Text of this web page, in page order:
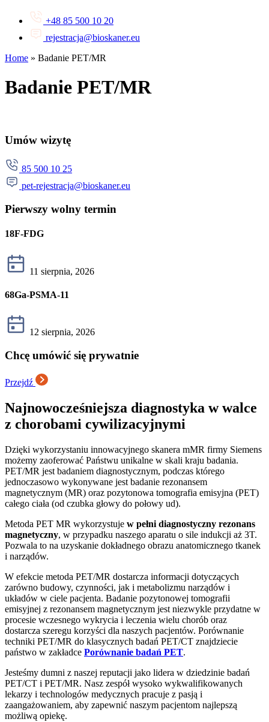
+48 85 500 10 20
rejestracja@bioskaner.eu
Home » Badanie PET/MR
Badanie PET/MR
Umów wizytę
85 500 10 25
pet-rejestracja@bioskaner.eu
Pierwszy wolny termin
18F-FDG
11 sierpnia, 2026
68Ga-PSMA-11
12 sierpnia, 2026
Chcę umówić się prywatnie
Przejdź
Najnowocześniejsza diagnostyka w walce
z chorobami cywilizacyjnymi
Dzięki wykorzystaniu innowacyjnego skanera mMR firmy Siemens
możemy zaoferować Państwu unikalne w skali kraju badania.
PET/MR jest badaniem diagnostycznym, podczas którego
jednoczasowo wykonywane jest badanie rezonansem
magnetycznym (MR) oraz pozytonowa tomografia emisyjna (PET)
całego ciała (od czubka głowy do połowy ud).
Metoda PET MR wykorzystuje w pełni diagnostyczny rezonans
magnetyczny, w przypadku naszego aparatu o sile indukcji aż 3T.
Pozwala to na uzyskanie dokładnego obrazu anatomicznego tkanek
i narządów.
W efekcie metoda PET/MR dostarcza informacji dotyczących
zarówno budowy, czynności, jak i metabolizmu narządów i
układów w ciele pacjenta. Badanie pozytonowej tomografii
emisyjnej z rezonansem magnetycznym jest niezwykle przydatne w
procesie wczesnego wykrycia i leczenia wielu chorób oraz
dostarcza szeregu korzyści dla naszych pacjentów. Porównanie
techniki PET/MR do klasycznych badań PET/CT znajdziecie
państwo w zakładce Porównanie badań PET.
Jesteśmy dumni z naszej reputacji jako lidera w dziedzinie badań
PET/CT i PET/MR. Nasz zespół wysoko wykwalifikowanych
lekarzy i technologów medycznych pracuje z pasją i
zaangażowaniem, aby zapewnić naszym pacjentom najlepszą
możliwą opiekę.